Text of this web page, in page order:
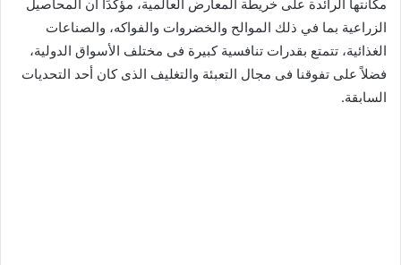
مكانتها الرائدة على خريطة المعارض العالمية، مؤكدًا أن المحاصيل
الزراعية بما في ذلك الموالح والخضروات والفواكه، والصناعات
الغذائية، تتمتع بقدرات تنافسية كبيرة فى مختلف الأسواق الدولية،
فضلاً على تفوقنا فى مجال التعبئة والتغليف الذى كان أحد التحديات
السابقة.